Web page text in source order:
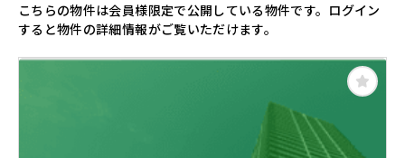
こちらの物件は会員様限定で公開している物件です。ログイン
すると物件の詳細情報がご覧いただけます。